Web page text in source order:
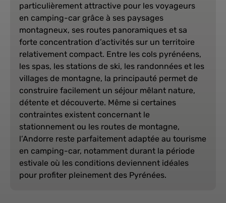
particulièrement attractive pour les voyageurs
en camping-car grâce à ses paysages
montagneux, ses routes panoramiques et sa
forte concentration d’activités sur un territoire
relativement compact. Entre les cols pyrénéens,
les spas, les stations de ski, les randonnées et les
villages de montagne, la principauté permet de
construire facilement un séjour mêlant nature,
détente et découverte. Même si certaines
contraintes existent concernant le
stationnement ou les routes de montagne,
l’Andorre reste parfaitement adaptée au tourisme
en camping-car, notamment durant la période
estivale où les conditions deviennent idéales
pour profiter pleinement des Pyrénées.